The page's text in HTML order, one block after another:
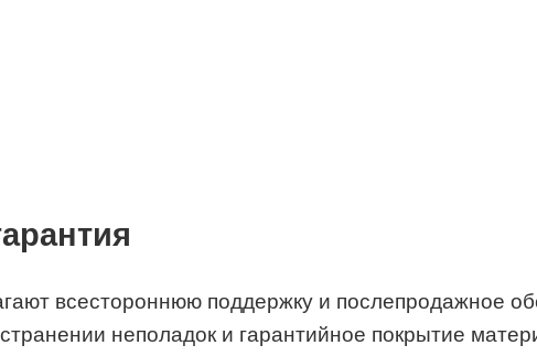
всестороннюю поддержку и послепродажное
неполадок и гарантийное покрытие